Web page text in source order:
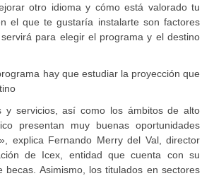
otro idioma y cómo está valorado tu
el que te gustaría instalarte son factores
para elegir el programa y el destino
hay que estudiar la proyección que
y servicios, así como los ámbitos de alto
presentan muy buenas oportunidades
explica Fernando Merry del Val, director
de Icex, entidad que cuenta con su
becas. Asimismo, los titulados en sectores